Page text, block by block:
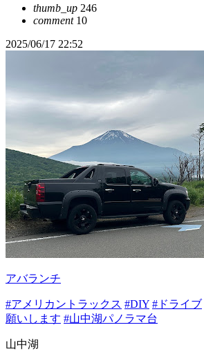
thumb_up 246
comment10
2025/06/17 22:52
アバランチ
#アメリカントラックス #DIY #ドライブ
願いします #山中湖パノラマ台
山中湖